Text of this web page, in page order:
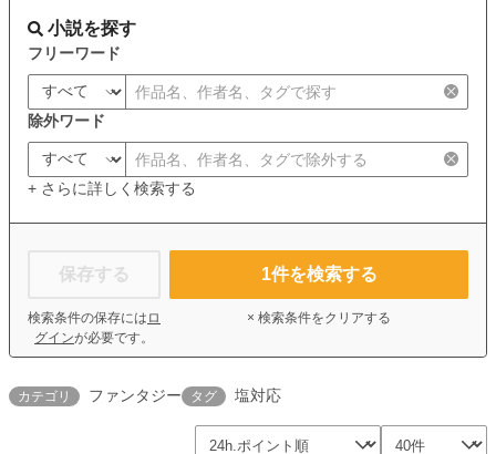
小説を探す
フリーワード
除外ワード
+ さらに詳しく検索する
保存する
検索条件の保存には ロ
グインが必要です。
1件を検索する
× 検索条件をクリアする
カテゴリ ファンタジー タグ 塩対応